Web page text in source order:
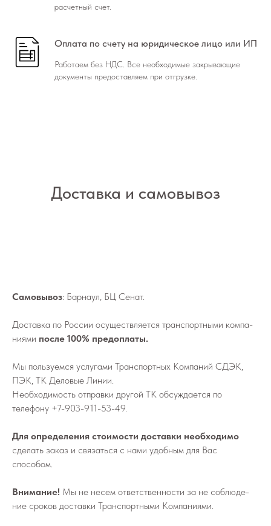
расчетный счет.
Оплата по счету на юридическое лицо или ИП
Работаем без НДС. Все необходимые закрывающие
документы предоставляем при отгрузке.
Доставка и самовывоз
Самовывоз: Барнаул, БЦ Сенат.
До­став­ка по России осу­ществ­ля­ет­ся транс­порт­ны­ми ком­па­
ни­я­ми после 100% предоплаты.
Мы поль­зу­ем­ся услу­га­ми Транс­порт­ных Ком­па­ний СДЭК,
ПЭК, ТК Деловые Линии.
Не­об­хо­ди­мо­сть от­прав­ки дру­гой ТК об­суж­да­ет­ся по
телефону +7-903-911-53-49.
Для определения стоимости доставки необходимо
сделать заказ и связаться с нами удобным для Вас
способом.
Внимание! Мы не не­сем от­вет­ствен­но­сти за не со­блю­де­
ние сро­ков до­став­ки Транс­порт­ны­ми Ком­па­ни­я­ми.